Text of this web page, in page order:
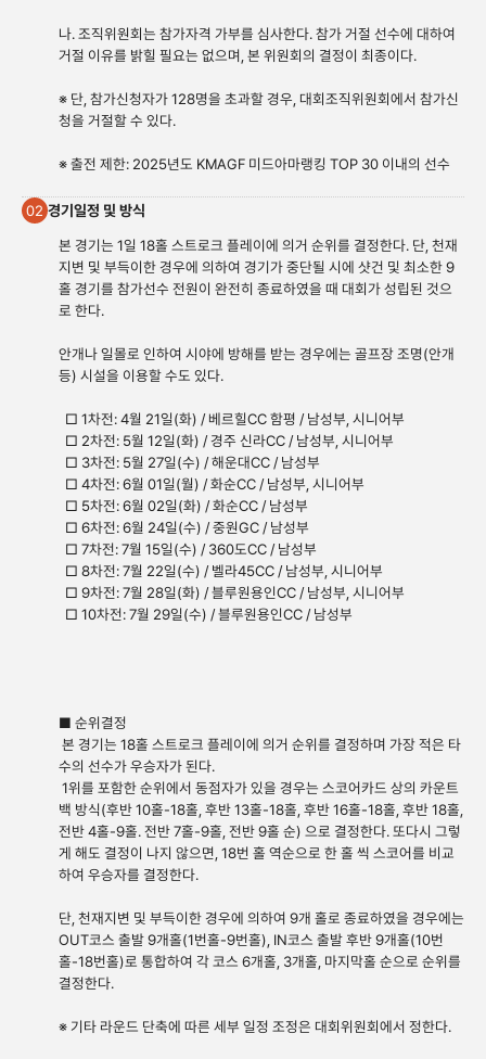
나. 조직위원회는 참가자격 가부를 심사한다. 참가 거절 선수에 대하여
거절 이유를 밝힐 필요는 없으며, 본 위원회의 결정이 최종이다.
※ 단, 참가신청자가 128명을 초과할 경우, 대회조직위원회에서 참가신
청을 거절할 수 있다.
※ 출전 제한: 2025년도 KMAGF 미드아마랭킹 TOP 30 이내의 선수
02 경기일정 및 방식
본 경기는 1일 18홀 스트로크 플레이에 의거 순위를 결정한다. 단, 천재
지변 및 부득이한 경우에 의하여 경기가 중단될 시에 샷건 및 최소한 9
홀 경기를 참가선수 전원이 완전히 종료하였을 때 대회가 성립된 것으
로 한다.
안개나 일몰로 인하여 시야에 방해를 받는 경우에는 골프장 조명(안개
등) 시설을 이용할 수도 있다.
□ 1차전: 4월 21일(화) / 베르힐CC 함평 / 남성부, 시니어부
□ 2차전: 5월 12일(화) / 경주 신라CC / 남성부, 시니어부
□ 3차전: 5월 27일(수) / 해운대CC / 남성부
□ 4차전: 6월 01일(월) / 화순CC / 남성부, 시니어부
□ 5차전: 6월 02일(화) / 화순CC / 남성부
□ 6차전: 6월 24일(수) / 중원GC / 남성부
□ 7차전: 7월 15일(수) / 360도CC / 남성부
□ 8차전: 7월 22일(수) / 벨라45CC / 남성부, 시니어부
□ 9차전: 7월 28일(화) / 블루원용인CC / 남성부, 시니어부
□ 10차전: 7월 29일(수) / 블루원용인CC / 남성부
■ 순위결정
본 경기는 18홀 스트로크 플레이에 의거 순위를 결정하며 가장 적은 타
수의 선수가 우승자가 된다.
1위를 포함한 순위에서 동점자가 있을 경우는 스코어카드 상의 카운트
백 방식(후반 10홀-18홀, 후반 13홀-18홀, 후반 16홀-18홀, 후반 18홀,
전반 4홀-9홀. 전반 7홀-9홀, 전반 9홀 순) 으로 결정한다. 또다시 그렇
게 해도 결정이 나지 않으면, 18번 홀 역순으로 한 홀 씩 스코어를 비교
하여 우승자를 결정한다.
단, 천재지변 및 부득이한 경우에 의하여 9개 홀로 종료하였을 경우에는
OUT코스 출발 9개홀(1번홀-9번홀), IN코스 출발 후반 9개홀(10번
홀-18번홀)로 통합하여 각 코스 6개홀, 3개홀, 마지막홀 순으로 순위를
결정한다.
※ 기타 라운드 단축에 따른 세부 일정 조정은 대회위원회에서 정한다.